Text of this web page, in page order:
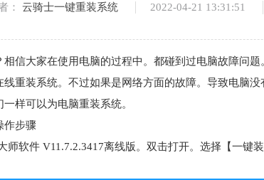
： 云骑士一键重装系统 2022-04-21 13:31:51
相信大家在使用电脑的过程中。都碰到过电脑故障问
重装系统。不过如果是网络方面的故障。导致电脑
样可以为电脑重装系统。
作步骤
师软件 V11.7.2.3417离线版。双击打开。选择【一键